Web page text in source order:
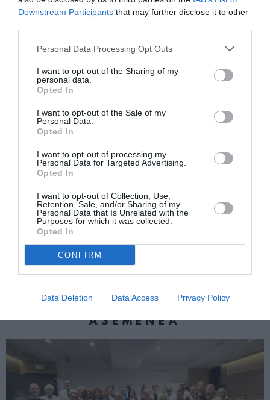
Downstream Participants that may further disclose it to other
Personal Data Processing Opt Outs
I want to opt-out of the Sharing of my
personal data.
Opted In
I want to opt-out of the Sale of my
Personal Data.
Opted In
I want to opt-out of processing my
Personal Data for Targeted Advertising.
Opted In
I want to opt-out of Collection, Use,
Retention, Sale, and/or Sharing of my
Personal Data that Is Unrelated with the
Purposes for which it was collected.
Opted In
CONFIRM
Data Deletion Data Access Privacy Policy
din nou, inclusiv cu mandat de aducere, Dana
urmare, judecătorii nu au avut altceva de făcut decât
să transforme cei 10.000 de lei în 200 de zile de
închisoare. Sentinţa, dată pe 6 aprilie, putea fi
contestată în termen de trei zile de la comunicare.
ROMANI IN ITALIA
Articolul anterior
Românca ucisă la Aosta, au dispărut
telefonul și tableta victimei. Se caută
motivul crimei în lumea prostituției
Următorul articol
Bătaie într-un supermarket din provincia
Florența, român arestat după intervenția
unui carabinier aflat în timpul liber
ASEMENEA